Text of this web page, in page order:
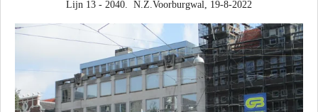
Lijn 13 - 2040. N.Z.Voorburgwal, 19-8-2022